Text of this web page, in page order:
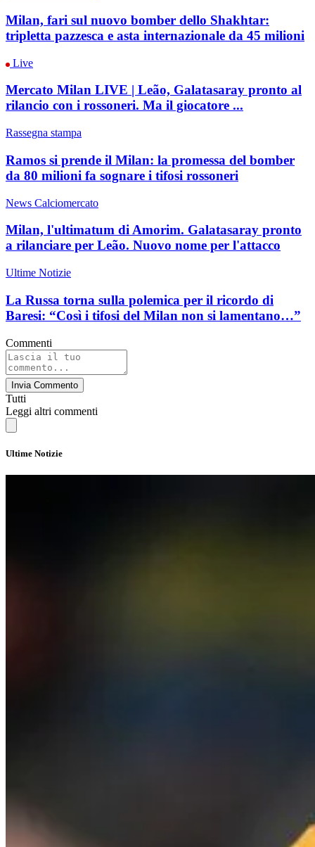
Milan, fari sul nuovo bomber dello Shakhtar:
tripletta pazzesca e asta internazionale da 45 milioni
Live
Mercato Milan LIVE | Leão, Galatasaray pronto al
rilancio con i rossoneri. Ma il giocatore ...
Rassegna stampa
Ramos si prende il Milan: la promessa del bomber
da 80 milioni fa sognare i tifosi rossoneri
News Calciomercato
Milan, l'ultimatum di Amorim. Galatasaray pronto
a rilanciare per Leão. Nuovo nome per l'attacco
Ultime Notizie
La Russa torna sulla polemica per il ricordo di
Baresi: “Così i tifosi del Milan non si lamentano…”
Commenti
Invia Commento
Tutti
Leggi altri commenti
Ultime Notizie